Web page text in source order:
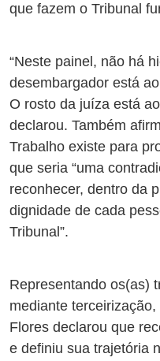
que fazem o Tribunal
“Neste painel, não há
desembargador está
O rosto da juíza está
declarou. Também
Trabalho existe para
que seria “uma
reconhecer, dentro da
dignidade de cada
Tribunal”.
Representando os(as)
mediante
Flores declarou que
e definiu sua trajetória